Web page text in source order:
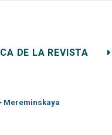
DE LA REVISTA
Mereminskaya